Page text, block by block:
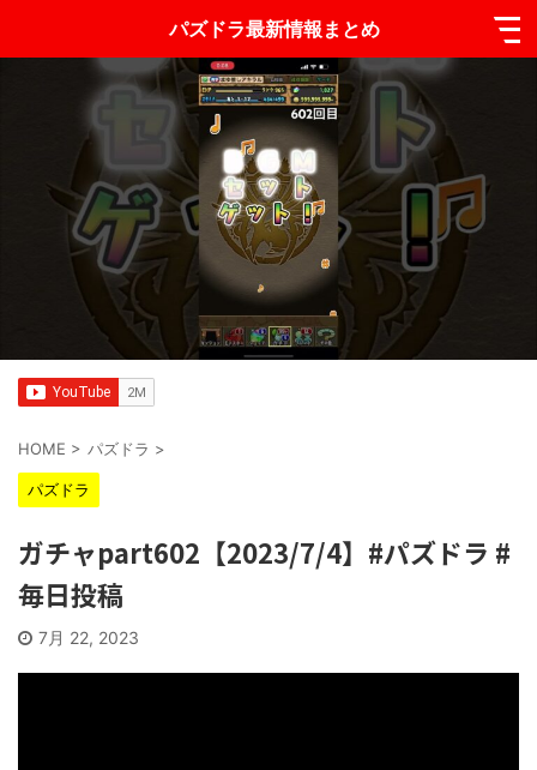
パズドラ最新情報まとめ
HOME > パズドラ >
パズドラ
ガチャpart602【2023/7/4】#パズドラ #
毎日投稿
7月 22, 2023